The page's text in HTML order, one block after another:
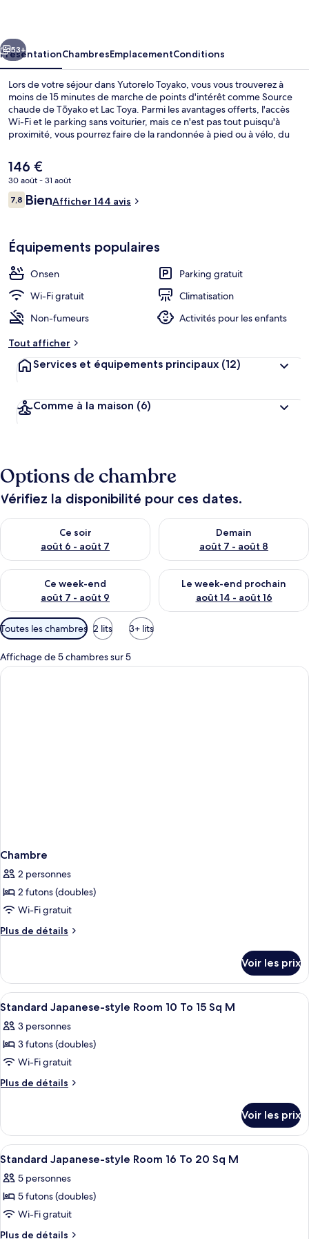
Suivant
53+
PrésentationChambresEmplacementConditions
Lors de votre séjour dans Yutorelo Toyako, vous vous trouverez à
moins de 15 minutes de marche de points d'intérêt comme Source
chaude de Tōyako et Lac Toya. Parmi les avantages offerts, l'accès
Wi-Fi et le parking sans voiturier, mais ce n'est pas tout puisqu'à
proximité, vous pourrez faire de la randonnée à pied ou à vélo, du
actif. Parmi les autres petits avantages de cet hébergement figurent
un snack-bar/une épicerie fine, des vélos gratuits et un jardin.
Le
prix
actuel
est
146 €
30 août - 31 août
Avis
voyageurs
7,87,8 sur 10
BienAfficher 144 avis
Équipements populaires
Onsen
Parking gratuit
Wi-Fi gratuit
Climatisation
Non-fumeurs
Activités pour les enfants
Tout afficher
Services et équipements principaux (12)
Comme à la maison (6)
Options de chambre
Vérifiez la disponibilité pour ces dates.
Ce soir
août 6 - août 7
Vérifier la disponibilité pour ce soir août 6 - août 7
Demain
août 7 - août 8
Vérifier la disponibilité pour
Ce week-end
août 7 - août 9
Vérifier la disponibilité pour ce week-end août 7 - août 9
Le week-end prochain
août 14 - août 16
Vérifier la disponibilité pour
Filtres
disponibles
pour
les
Toutes les chambres 2 lits 3+ lits
Affichage de 5 chambres sur 5
Chambre
2 personnes
2 futons (doubles)
Wi-Fi gratuit
Plus de détails
Plus
le
type
de
Chambre
Voir les prix
Afficher
toutes
les
photos
pour
ce
chambre :
Standard
Japanese-
style
Room
10
To
Une pièce de style japonais
1
Standard Japanese-style Room 10 To 15 Sq M
3 personnes
3 futons (doubles)
Wi-Fi gratuit
Plus de détails
Plus
le
type
de
Standard
Japanese-
Room
10
Voir les prix
Afficher
toutes
les
photos
pour
ce
Une pièce avec un sol recouvert de
1
Standard Japanese-style Room 16 To 20 Sq M
5 personnes
5 futons (doubles)
Wi-Fi gratuit
Plus de détails
Plus